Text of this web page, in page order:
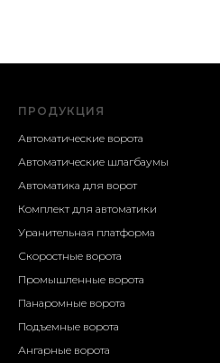
ПРОДУКЦИЯ
Автоматические ворота
Автоматические шлагбаумы
Автоматика для ворот
Комплект для автоматики
Уранительная платформа
Скоростные ворота
Промышленные ворота
Панаромные ворота
Подъемные ворота
Ангарные ворота